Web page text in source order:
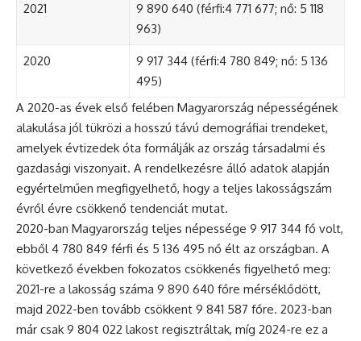
2021
9 890 640 (férfi:4 771 677; nő: 5 118
963)
2020
9 917 344 (férfi:4 780 849; nő: 5 136
495)
A 2020-as évek első felében Magyarország népességének
alakulása jól tükrözi a hosszú távú demográfiai trendeket,
amelyek évtizedek óta formálják az ország társadalmi és
gazdasági viszonyait. A rendelkezésre álló adatok alapján
egyértelműen megfigyelhető, hogy a teljes lakosságszám
évről évre csökkenő tendenciát mutat.
2020-ban Magyarország teljes népessége 9 917 344 fő volt,
ebből 4 780 849 férfi és 5 136 495 nő élt az országban. A
következő években fokozatos csökkenés figyelhető meg:
2021-re a lakosság száma 9 890 640 főre mérséklődött,
majd 2022-ben tovább csökkent 9 841 587 főre. 2023-ban
már csak 9 804 022 lakost regisztráltak, míg 2024-re ez a